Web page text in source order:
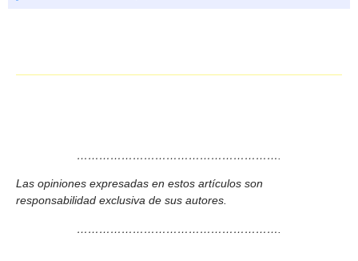
……………………………………………….
Las opiniones expresadas en estos artículos son
responsabilidad exclusiva de sus autores.
……………………………………………….